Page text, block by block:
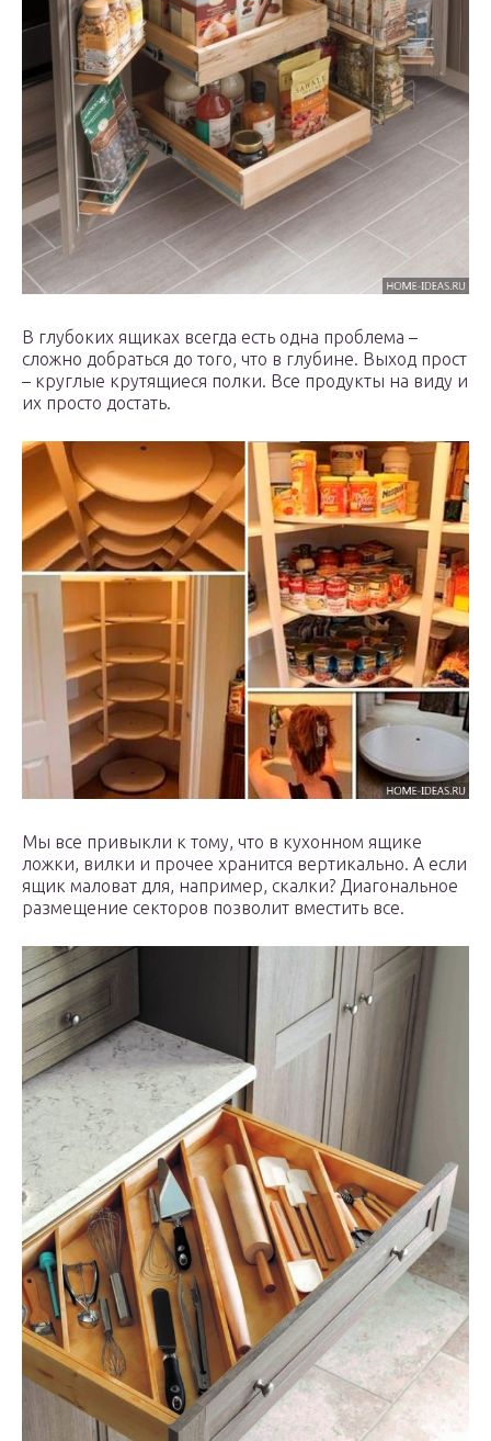
В глубоких ящиках всегда есть одна проблема –
сложно добраться до того, что в глубине. Выход прост
– круглые крутящиеся полки. Все продукты на виду и
их просто достать.
Мы все привыкли к тому, что в кухонном ящике
ложки, вилки и прочее хранится вертикально. А если
ящик маловат для, например, скалки? Диагональное
размещение секторов позволит вместить все.